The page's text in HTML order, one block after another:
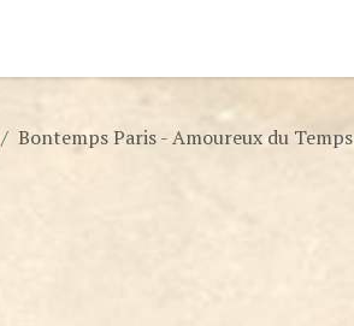
Bontemps Paris - Amoureux du Temps